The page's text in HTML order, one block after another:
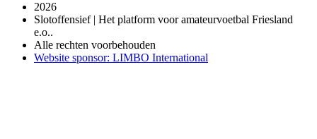
2026
Slotoffensief | Het platform voor amateurvoetbal Friesland
e.o..
Alle rechten voorbehouden
Website sponsor: LIMBO International